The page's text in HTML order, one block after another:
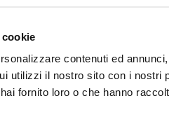
contenuti ed
utilizzi il nostro sito con i nostri
fornito loro o che hanno